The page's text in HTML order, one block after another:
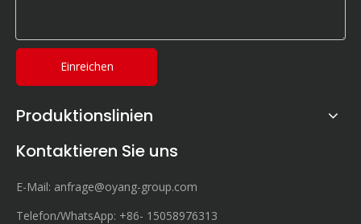
Einreichen
Produktionslinien
Kontaktieren Sie uns
E-Mail: anfrage@oyang-group.com
Telefon/WhatsApp: +86- 15058976313